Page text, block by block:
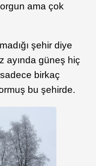
ama çok
şehir diye
ayında güneş hiç
birkaç
bu şehirde.